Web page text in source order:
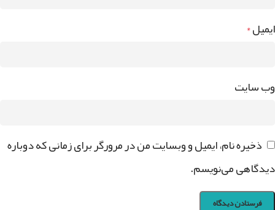
ایمیل*
وب‌ سایت
ذخیره نام، ایمیل و وبسایت من در مرورگر برای زمانی که دوباره
دیدگاهی می‌نویسم.